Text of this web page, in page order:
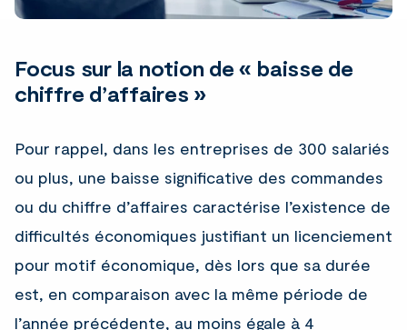
Focus sur la notion de « baisse de
chiffre d’affaires »
Pour rappel, dans les entreprises de 300 salariés
ou plus, une baisse significative des commandes
ou du chiffre d’affaires caractérise l’existence de
difficultés économiques justifiant un licenciement
pour motif économique, dès lors que sa durée
est, en comparaison avec la même période de
l’année précédente, au moins égale à 4